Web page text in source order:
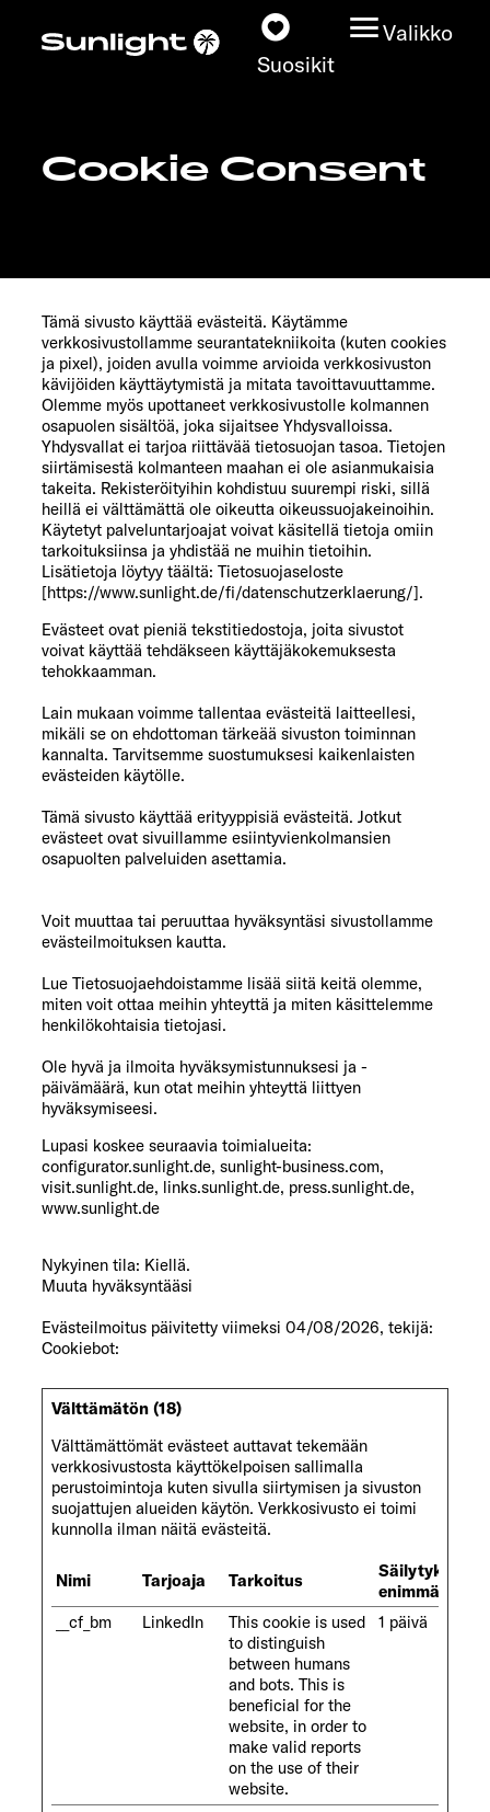
Suosikit
Valikko
Matkailuautot
Kauppiashaku
Tutustu
Lisätietoja
Cookie Consent
Tämä sivusto käyttää evästeitä. Käytämme
verkkosivustollamme seurantatekniikoita (kuten cookies
ja pixel), joiden avulla voimme arvioida verkkosivuston
kävijöiden käyttäytymistä ja mitata tavoittavuuttamme.
Olemme myös upottaneet verkkosivustolle kolmannen
osapuolen sisältöä, joka sijaitsee Yhdysvalloissa.
Yhdysvallat ei tarjoa riittävää tietosuojan tasoa. Tietojen
siirtämisestä kolmanteen maahan ei ole asianmukaisia
takeita. Rekisteröityihin kohdistuu suurempi riski, sillä
heillä ei välttämättä ole oikeutta oikeussuojakeinoihin.
Käytetyt palveluntarjoajat voivat käsitellä tietoja omiin
tarkoituksiinsa ja yhdistää ne muihin tietoihin.
Lisätietoja löytyy täältä: Tietosuojaseloste
[https://www.sunlight.de/fi/datenschutzerklaerung/].
Evästeet ovat pieniä tekstitiedostoja, joita sivustot
voivat käyttää tehdäkseen käyttäjäkokemuksesta
tehokkaamman.
Lain mukaan voimme tallentaa evästeitä laitteellesi,
mikäli se on ehdottoman tärkeää sivuston toiminnan
kannalta. Tarvitsemme suostumuksesi kaikenlaisten
evästeiden käytölle.
Tämä sivusto käyttää erityyppisiä evästeitä. Jotkut
evästeet ovat sivuillamme esiintyvienkolmansien
osapuolten palveluiden asettamia.
Voit muuttaa tai peruuttaa hyväksyntäsi sivustollamme
evästeilmoituksen kautta.
Lue Tietosuojaehdoistamme lisää siitä keitä olemme,
miten voit ottaa meihin yhteyttä ja miten käsittelemme
henkilökohtaisia tietojasi.
Ole hyvä ja ilmoita hyväksymistunnuksesi ja -
päivämäärä, kun otat meihin yhteyttä liittyen
hyväksymiseesi.
Lupasi koskee seuraavia toimialueita:
configurator.sunlight.de, sunlight-business.com,
visit.sunlight.de, links.sunlight.de, press.sunlight.de,
www.sunlight.de
Nykyinen tila: Kiellä.
Muuta hyväksyntääsi
Evästeilmoitus päivitetty viimeksi 04/08/2026, tekijä:
Cookiebot:
Välttämätön (18)
Välttämättömät evästeet auttavat tekemään
verkkosivustosta käyttökelpoisen sallimalla
perustoimintoja kuten sivulla siirtymisen ja sivuston
suojattujen alueiden käytön. Verkkosivusto ei toimi
kunnolla ilman näitä evästeitä.
Nimi Tarjoaja Tarkoitus
Säilytyksen
__cf_bm
LinkedIn
This cookie is used
to distinguish
between humans
and bots. This is
beneficial for the
website, in order to
make valid reports
on the use of their
website.
1 päivä